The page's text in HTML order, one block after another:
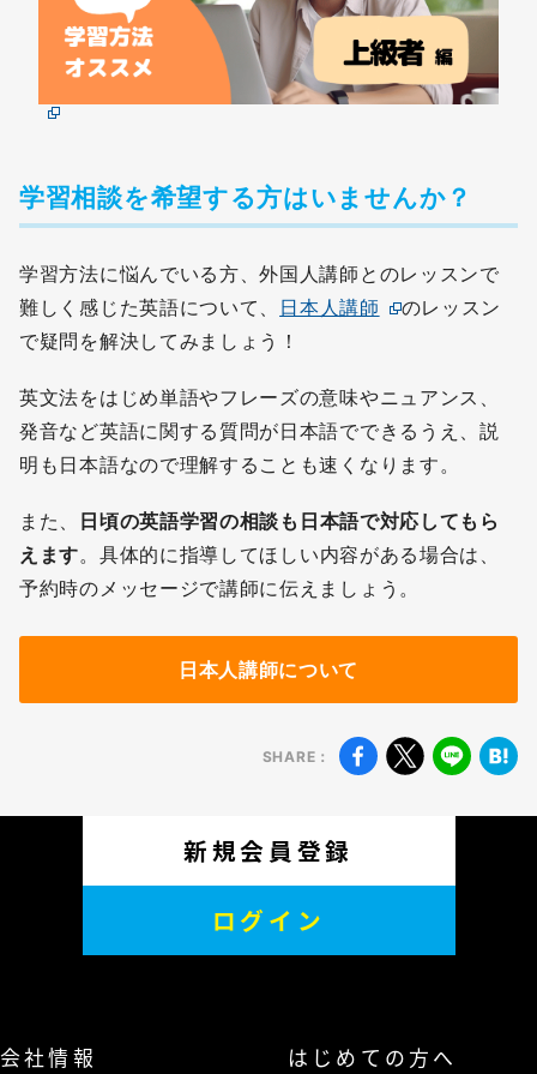
学習相談を希望する方はいませんか？
学習方法に悩んでいる方、外国人講師とのレッスンで
難しく感じた英語について、 日本人講師
のレッスン
で疑問を解決してみましょう！
英文法をはじめ単語やフレーズの意味やニュアンス、
発音など英語に関する質問が日本語でできるうえ、説
明も日本語なので理解することも速くなります。
また、
日頃の英語学習の相談も日本語で対応してもら
えます。具体的に指導してほしい内容がある場合は、
予約時のメッセージで講師に伝えましょう。
日本人講師について
SHARE：
無料
会員登録
新規会員登録
ログイン
会社情報 はじめての方へ